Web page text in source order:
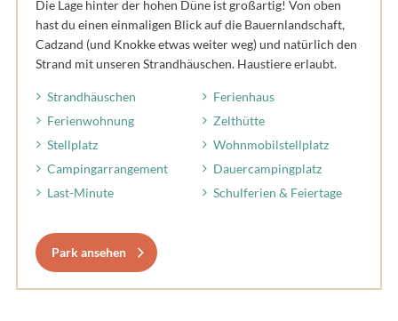
Die Lage hinter der hohen Düne ist großartig! Von oben
hast du einen einmaligen Blick auf die Bauernlandschaft,
Cadzand (und Knokke etwas weiter weg) und natürlich den
Strand mit unseren Strandhäuschen. Haustiere erlaubt.
Strandhäuschen
Ferienhaus
Ferienwohnung
Zelthütte
Stellplatz
Wohnmobilstellplatz
Campingarrangement
Dauercampingplatz
Last-Minute
Schulferien & Feiertage
Park ansehen